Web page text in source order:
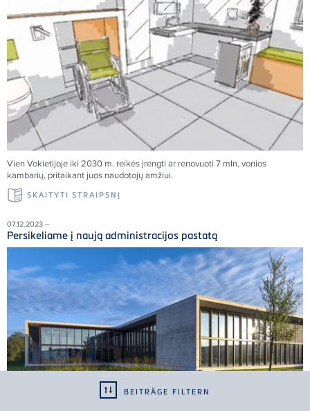
BEITRÄGE FILTERN
Vien Vokietijoje iki 2030 m. reikės įrengti ar renovuoti 7 mln. vonios
kambarių, pritaikant juos naudotojų amžiui.
SKAITYTI STRAIPSNĮ
07.12.2023 –
Persikeliame į naują administracijos pastatą